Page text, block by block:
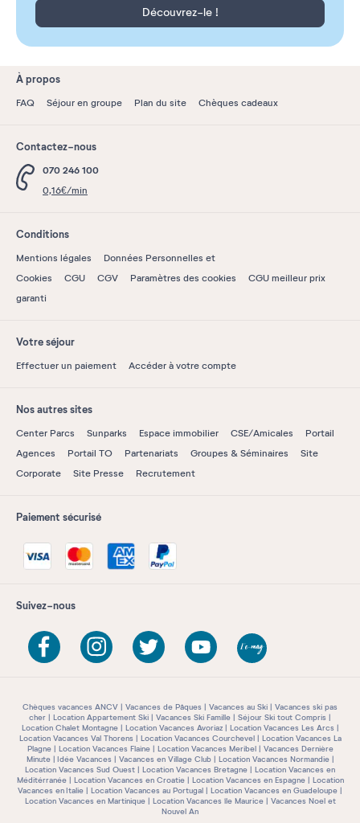
Découvrez-le !
À propos
FAQ Séjour en groupe Plan du site Chèques cadeaux
Contactez-nous
070 246 100
0,16€/min
Conditions
Mentions légales
Données Personnelles et
Cookies
CGU CGV Paramètres des cookies
CGU meilleur prix
garanti
Votre séjour
Effectuer un paiement Accéder à votre compte
Nos autres sites
Center Parcs Sunparks Espace immobilier CSE/Amicales
Portail
Agences
Portail TO Partenariats Groupes & Séminaires
Site
Corporate
Site Presse Recrutement
Paiement sécurisé
Suivez-nous
Chèques vacances ANCV Vacances de Pâques Vacances au Ski
Vacances ski pas
cher
Location Appartement Ski Vacances Ski Famille
Séjour Ski tout Compris
Location Chalet Montagne
Location Vacances Avoriaz
Location Vacances Les Arcs
Location Vacances Val Thorens
Location Vacances Courchevel
Location Vacances La
Plagne
Location Vacances Flaine Location Vacances Meribel
Vacances Dernière
Minute
Idée Vacances Vacances en Village Club
Location Vacances Normandie
Location Vacances Sud Ouest
Location Vacances Bretagne
Location Vacances en
Méditérranée
Location Vacances en Croatie Location Vacances en Espagne
Location
Vacances en Italie
Location Vacances au Portugal
Location Vacances en Guadeloupe
Location Vacances en Martinique
Location Vacances île Maurice
Vacances Noel et
Nouvel An